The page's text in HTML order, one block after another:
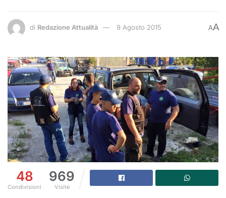
di Redazione Attualità 9 Agosto 2015 AA
48
Condivisioni
969
Visite